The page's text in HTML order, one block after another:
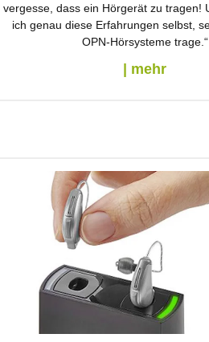
vergesse, dass ein Hörgerät zu tragen!
ich genau diese Erfahrungen selbst,
OPN-Hörsysteme trage.“
| mehr